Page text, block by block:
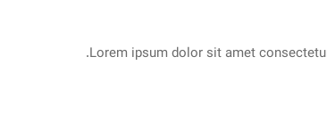
Lorem ipsum dolor sit amet